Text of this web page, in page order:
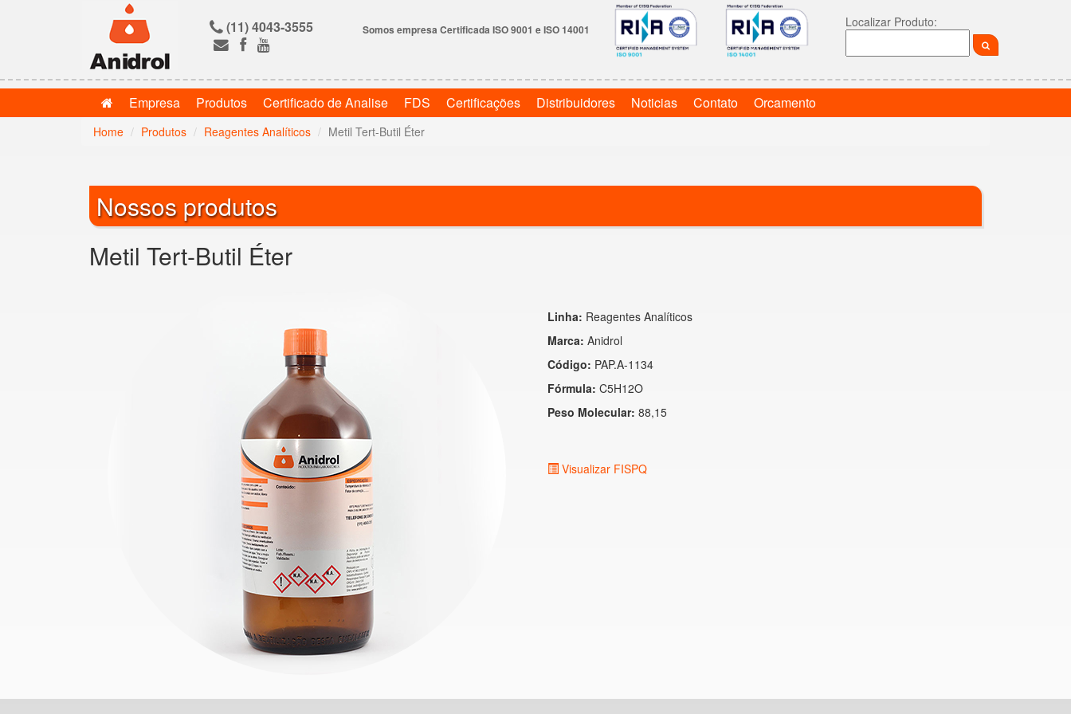
(11) 4043-3555 Somos empresa Certificada ISO 9001 e ISO 14001
Localizar Produto:
Empresa Produtos Certificado de Analise FDS Certificações Distribuidores Noticias Contato Orcamento
Home Produtos Reagentes Analíticos Metil Tert-Butil Éter
Nossos produtos
Metil Tert-Butil Éter
Linha: Reagentes Analíticos
Marca: Anidrol
Código: PAP.A-1134
Fórmula: C5H12O
Peso Molecular: 88,15
Visualizar FISPQ